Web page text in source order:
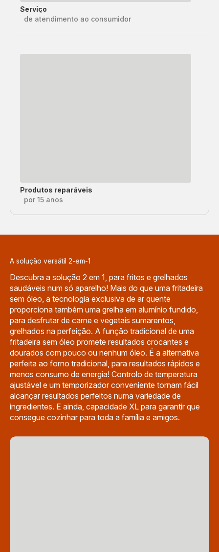
Serviço
de atendimento ao consumidor
Produtos reparáveis
por 15 anos
A solução versátil 2-em-1
Descubra a solução 2 em 1, para fritos e grelhados
saudáveis num só aparelho! Mais do que uma fritadeira
sem óleo, a tecnologia exclusiva de ar quente
proporciona também uma grelha em alumínio fundido,
para desfrutar de carne e vegetais sumarentos,
grelhados na perfeição. A função tradicional de uma
fritadeira sem óleo promete resultados crocantes e
dourados com pouco ou nenhum óleo. É a alternativa
perfeita ao forno tradicional, para resultados rápidos e
menos consumo de energia! Controlo de temperatura
ajustável e um temporizador conveniente tornam fácil
alcançar resultados perfeitos numa variedade de
ingredientes. E ainda, capacidade XL para garantir que
consegue cozinhar para toda a família e amigos.